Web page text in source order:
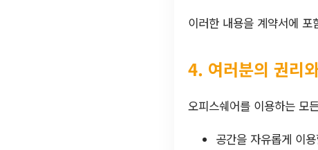
이러한 내용을 계약서에
4. 여러분의 권리
오피스쉐어를 이용하는 모
공간을 자유롭게 이